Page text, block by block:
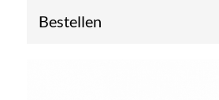
Bestellen